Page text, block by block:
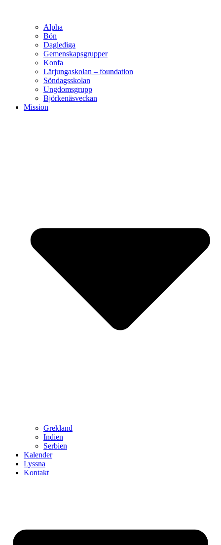
Alpha
Bön
Daglediga
Gemenskapsgrupper
Konfa
Lärjungaskolan – foundation
Söndagsskolan
Ungdomsgrupp
Björkenäsveckan
Mission
Grekland
Indien
Serbien
Kalender
Lyssna
Kontakt